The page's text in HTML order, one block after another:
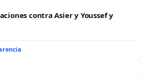
contra Asier y Youssef y